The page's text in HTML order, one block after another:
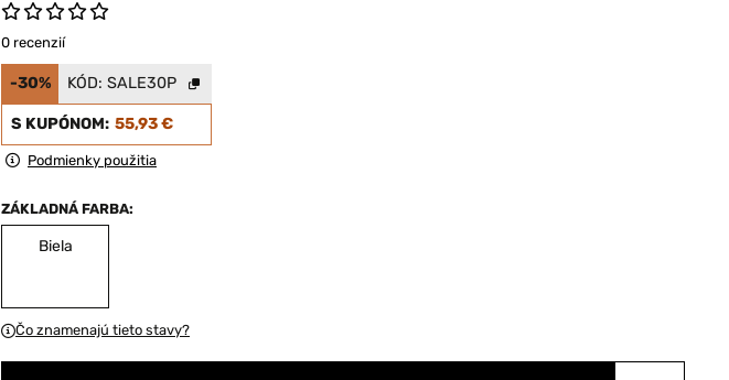
0 recenzií
-30% KÓD: SALE30P
S KUPÓNOM: 55,93 €
Podmienky použitia
ZÁKLADNÁ FARBA:
Biela
Čo znamenajú tieto stavy?